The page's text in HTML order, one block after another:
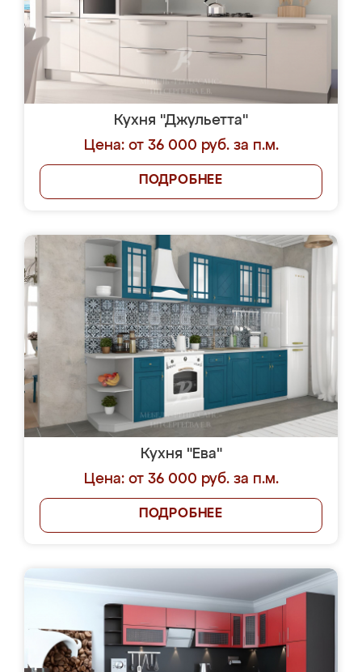
Кухня "Джульетта"
Цена: от 36 000 руб. за п.м.
ПОДРОБНЕЕ
Кухня "Ева"
Цена: от 36 000 руб. за п.м.
ПОДРОБНЕЕ